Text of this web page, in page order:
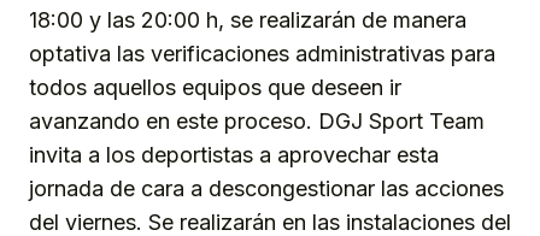
18:00 y las 20:00 h, se realizarán de manera
optativa las verificaciones administrativas para
todos aquellos equipos que deseen ir
avanzando en este proceso. DGJ Sport Team
invita a los deportistas a aprovechar esta
jornada de cara a descongestionar las acciones
del viernes. Se realizarán en las instalaciones del